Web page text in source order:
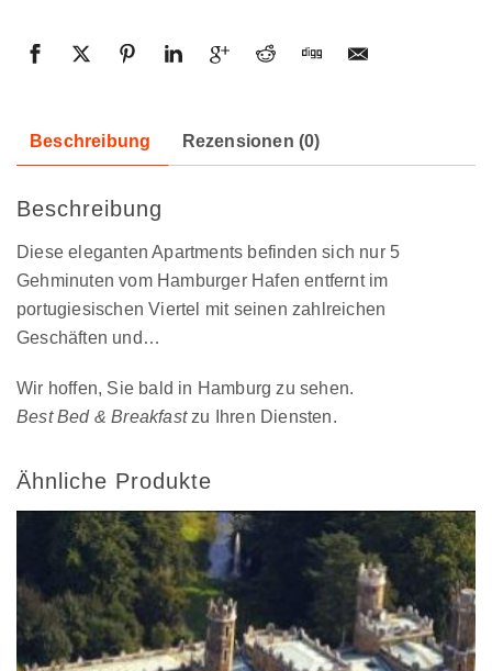
Beschreibung Rezensionen (0)
Beschreibung
Diese eleganten Apartments befinden sich nur 5
Gehminuten vom Hamburger Hafen entfernt im
portugiesischen Viertel mit seinen zahlreichen
Geschäften und…
Wir hoffen, Sie bald in Hamburg zu sehen.
Best Bed & Breakfastzu Ihren Diensten.
Ähnliche Produkte